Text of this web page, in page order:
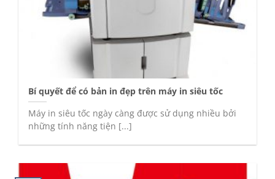
Bí quyết để có bản in đẹp trên máy in siêu tốc
Máy in siêu tốc ngày càng được sử dụng nhiều bởi
những tính năng tiện [...]